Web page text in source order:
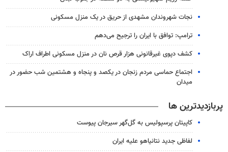
نجات شهروندان مشهدی از حریق در یک منزل مسکونی
ترامپ: توافق با ایران را ترجیح می‌دهم
کشف دپوی غیرقانونی هزار قرص نان در منزل مسکونی اطراف اراک
اجتماع حماسی مردم زنجان در یکصد و پنجاه و هشتمین شب حضور در
میدان
پربازدیدترین ها
کاپیتان پرسپولیس به گل‌گهر سیرجان پیوست
لفاظی جدید نتانیاهو علیه ایران